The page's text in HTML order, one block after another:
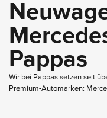
Pappas
Wir bei Pappas setzen seit
Premium-Automarken: